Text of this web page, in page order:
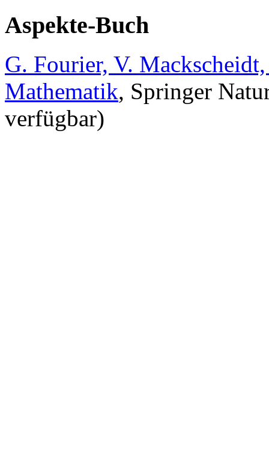
Aspekte-Buch
G. Fourier, V.
Mathematik, Springer
verfügbar)